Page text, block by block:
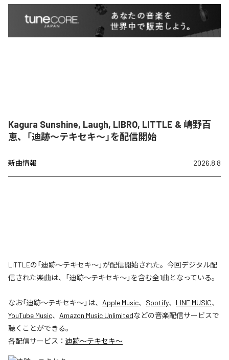
Kagura Sunshine, Laugh, LIBRO, LITTLE & 嶋野百
恵、「迪跡〜テキセキ〜」を配信開始
新曲情報 2026.8.8
LITTLEの「迪跡〜テキセキ〜」が配信開始された。今回デジタル配
信された楽曲は、「迪跡〜テキセキ〜」を含む全1曲となっている。
なお「迪跡〜テキセキ〜」は、 Apple Music、 Spotify、 LINE MUSIC、
YouTube Music、 Amazon Music Unlimitedなどの音楽配信サービスで
聴くことができる。
各配信サービス： 迪跡〜テキセキ〜